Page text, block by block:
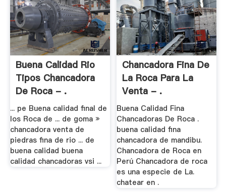
Buena Calidad Rio
Tipos Chancadora
De Roca - .
... pe Buena calidad final de
los Roca de ... de goma »
chancadora venta de
piedras fina de rio ... de
buena calidad buena
calidad chancadoras vsi ...
Chancadora Fina De
La Roca Para La
Venta - .
Buena Calidad Fina
Chancadoras De Roca .
buena calidad fina
chancadora de mandibu.
Chancadora de Roca en
Perú Chancadora de roca
es una especie de La.
chatear en .